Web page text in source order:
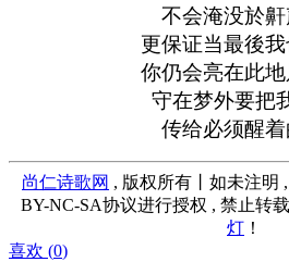
不会淹没於
更保证当最後
你仍会亮在此地
守在梦外要把
传给必须醒着
尚仁诗歌网 , 版权所有丨如未注明
BY-NC-SA协议进行授权 , 禁止转
灯 ！
喜欢 (0)